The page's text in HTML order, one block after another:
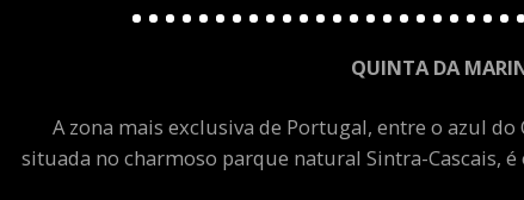
QUINTA DA
A zona mais exclusiva de Portugal, entre o azul
situada no charmoso parque natural Sintra-Cascais,